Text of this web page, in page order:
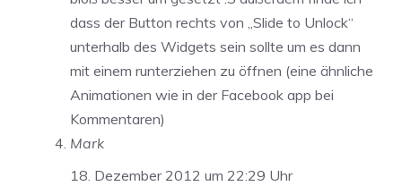
dass der Button rechts von „Slide to Unlock“
unterhalb des Widgets sein sollte um es dann
mit einem runterziehen zu öffnen (eine ähnliche
Animationen wie in der Facebook app bei
Kommentaren)
Mark
18. Dezember 2012 um 22:29 Uhr